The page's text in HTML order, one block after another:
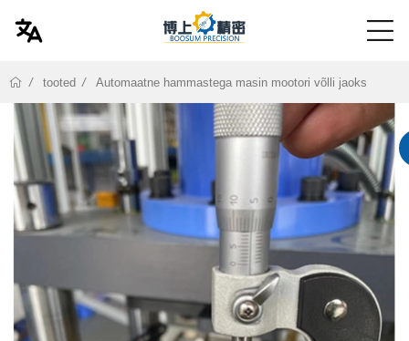
tooted Automaatne hammastega masin mootori võlli jaoks